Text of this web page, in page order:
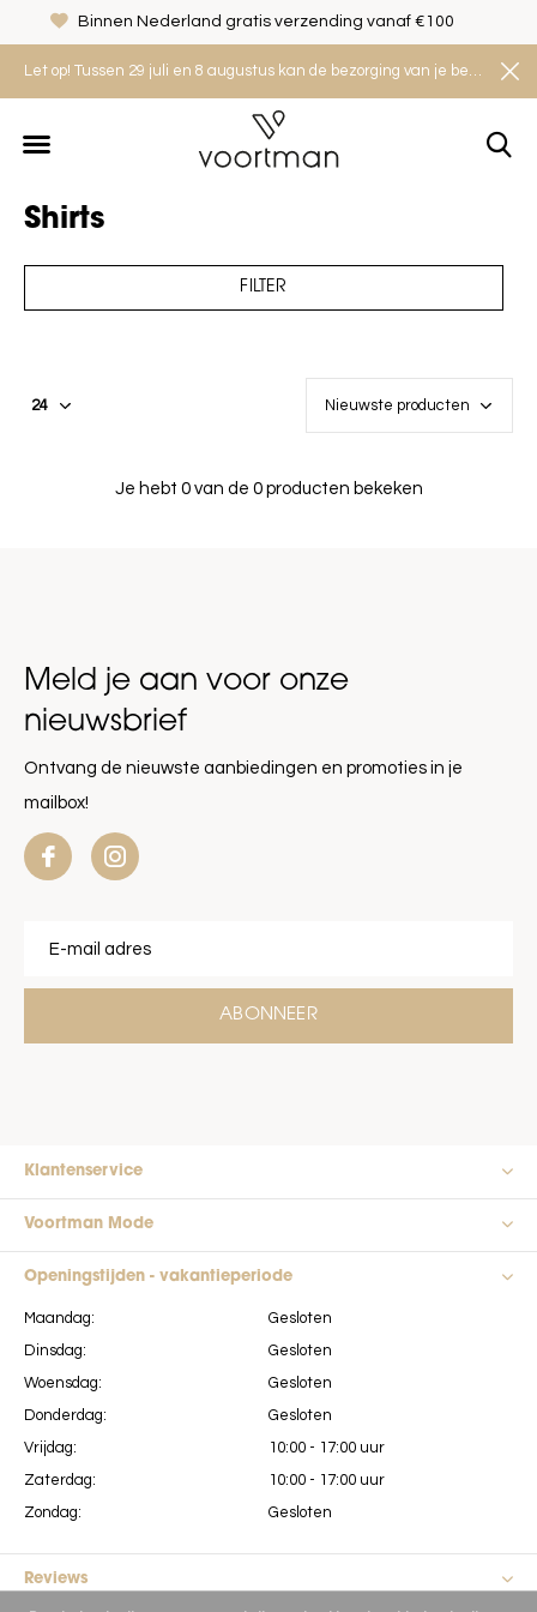
Let op! Tussen 29 juli en 8 augustus kan de bezorging van je bestelling iets langer duren. Houd rekening met een levertijd van 2 tot 4 werkdagen.
Binnen Nederland gratis verzending vanaf €100
Shirts
FILTER
Je hebt 0 van de 0 producten bekeken
Meld je aan voor onze
nieuwsbrief
Ontvang de nieuwste aanbiedingen en promoties in je
mailbox!
ABONNEER
Klantenservice
Voortman Mode
Openingstijden - vakantieperiode
Maandag:
Dinsdag:
Woensdag:
Donderdag:
Vrijdag:
Zaterdag:
Zondag:
Gesloten
Gesloten
Gesloten
Gesloten
10:00 - 17:00 uur
10:00 - 17:00 uur
Gesloten
Reviews